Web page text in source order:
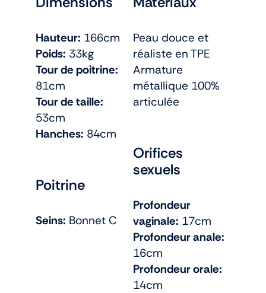
Hauteur: 166cm
Poids: 33kg
Tour de poitrine:
81cm
Tour de taille:
53cm
Hanches: 84cm
Poitrine
Seins: Bonnet C
Peau douce et
réaliste en TPE
Armature
métallique 100%
articulée
Orifices
sexuels
Profondeur
vaginale: 17cm
Profondeur anale:
16cm
Profondeur orale:
14cm